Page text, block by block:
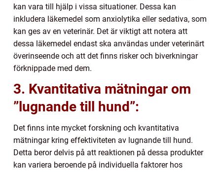
kan vara till hjälp i vissa situationer. Dessa kan
inkludera läkemedel som anxiolytika eller sedativa, som
kan ges av en veterinär. Det är viktigt att notera att
dessa läkemedel endast ska användas under veterinärt
överinseende och att det finns risker och biverkningar
förknippade med dem.
3. Kvantitativa mätningar om
”lugnande till hund”:
Det finns inte mycket forskning och kvantitativa
mätningar kring effektiviteten av lugnande till hund.
Detta beror delvis på att reaktionen på dessa produkter
kan variera beroende på individuella faktorer hos